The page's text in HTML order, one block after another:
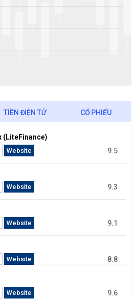
TIỀN ĐIỆN TỬ CỔ PHIẾU
(LiteFinance)
Website 9.5
Website 9.3
Website 9.1
Website 8.8
Website 9.6